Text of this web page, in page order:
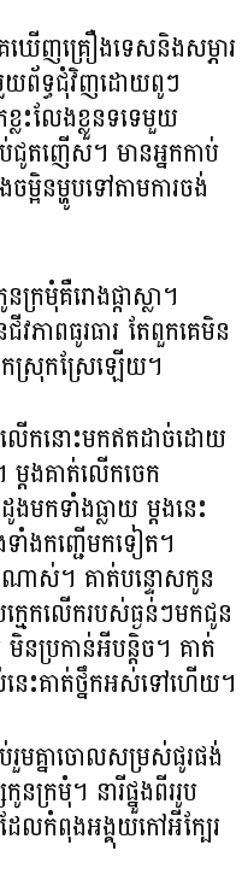
ឃើញគ្រឿងទេសនិងសម្ភារ
មួយព័ទ្ធជុំវិញដោយពូៗ
ខ្លះលែងខ្លួនទទេមួយ
ជូតញើស។ មានអ្នកកាប់
ម្អិនម្ហូបទៅតាមការចង់
ក្រមុំគឺរោងផ្កាស្លា។
ជីវភាពធូរធារ តែពួកគេមិន
នកស្រុកស្រែឡើយ។
លើកនោះមកឥតដាច់ដោយ
ម្តងគាត់លើកចេក
មកទាំងធ្លាយ ម្តងនេះ
ទាំងកញ្ជើមកទៀត។
លងណាស់។ គាត់បន្ទោសកូន
េកលើករបស់ធ្ងន់ៗមកជូន
ប្រកាន់អីបន្តិច។ គាត់
នេះគាត់ថ្នឹកអស់ទៅហើយ។
រួមគ្នាចោលសម្រស់ផូរផង់
ក្រមុំ។ នារីផ្នួងពីររូប
ែលកំពុងអង្គុយកៅអីក្បែរ